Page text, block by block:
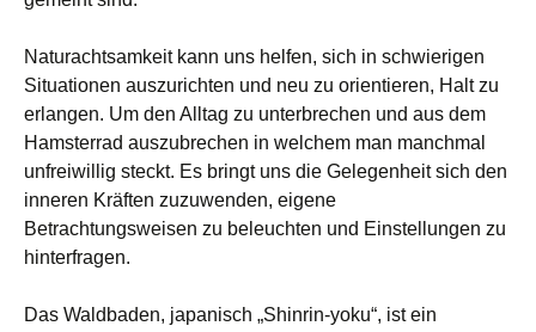
Naturachtsamkeit kann uns helfen, sich in schwierigen
Situationen auszurichten und neu zu orientieren, Halt zu
erlangen. Um den Alltag zu unterbrechen und aus dem
Hamsterrad auszubrechen in welchem man manchmal
unfreiwillig steckt. Es bringt uns die Gelegenheit sich den
inneren Kräften zuzuwenden, eigene
Betrachtungsweisen zu beleuchten und Einstellungen zu
hinterfragen.
Das Waldbaden, japanisch „Shinrin-yoku“, ist ein